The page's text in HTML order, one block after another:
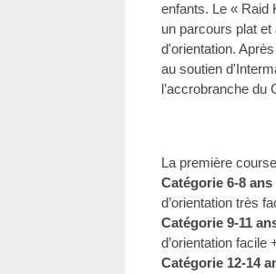
enfants. Le « Raid
un parcours plat
d'orientation.
au soutien
l’accrobranche du
La première
Catégorie 6-8 ans
d’orientation très
Catégorie 9-11
d’orientation facile
Catégorie 12-14